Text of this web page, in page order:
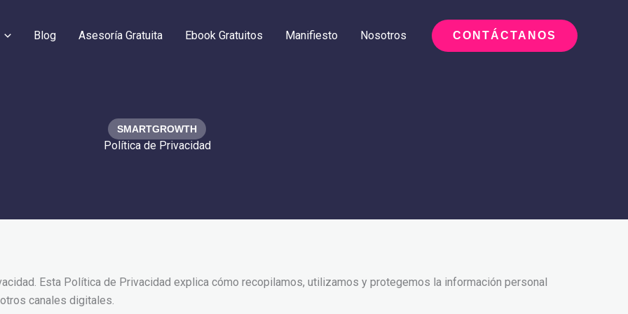
Blog Asesoría Gratuita Ebook Gratuitos Manifiesto Nosotros CONTÁCTANOS
SMARTGROWTH
Política de Privacidad
Esta Política de Privacidad explica cómo recopilamos, utilizamos y protegemos la información personal
canales digitales.